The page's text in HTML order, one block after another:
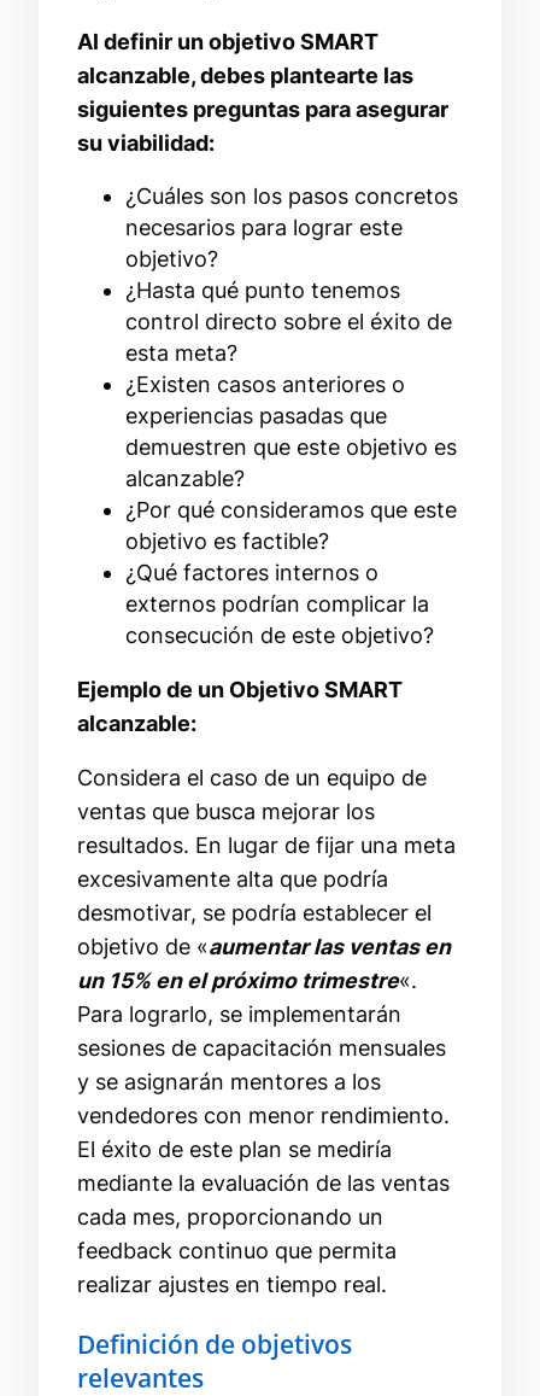
Al definir un objetivo SMART
alcanzable, debes plantearte las
siguientes preguntas para asegurar
su viabilidad:
¿Cuáles son los pasos concretos
necesarios para lograr este
objetivo?
¿Hasta qué punto tenemos
control directo sobre el éxito de
esta meta?
¿Existen casos anteriores o
experiencias pasadas que
demuestren que este objetivo es
alcanzable?
¿Por qué consideramos que este
objetivo es factible?
¿Qué factores internos o
externos podrían complicar la
consecución de este objetivo?
Ejemplo de un Objetivo SMART
alcanzable:
Considera el caso de un equipo de
ventas que busca mejorar los
resultados. En lugar de fijar una meta
excesivamente alta que podría
desmotivar, se podría establecer el
objetivo de «aumentar las ventas en
un 15% en el próximo trimestre«.
Para lograrlo, se implementarán
sesiones de capacitación mensuales
y se asignarán mentores a los
vendedores con menor rendimiento.
El éxito de este plan se mediría
mediante la evaluación de las ventas
cada mes, proporcionando un
feedback continuo que permita
realizar ajustes en tiempo real.
Definición de objetivos
relevantes